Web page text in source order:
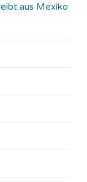
aus Mexiko